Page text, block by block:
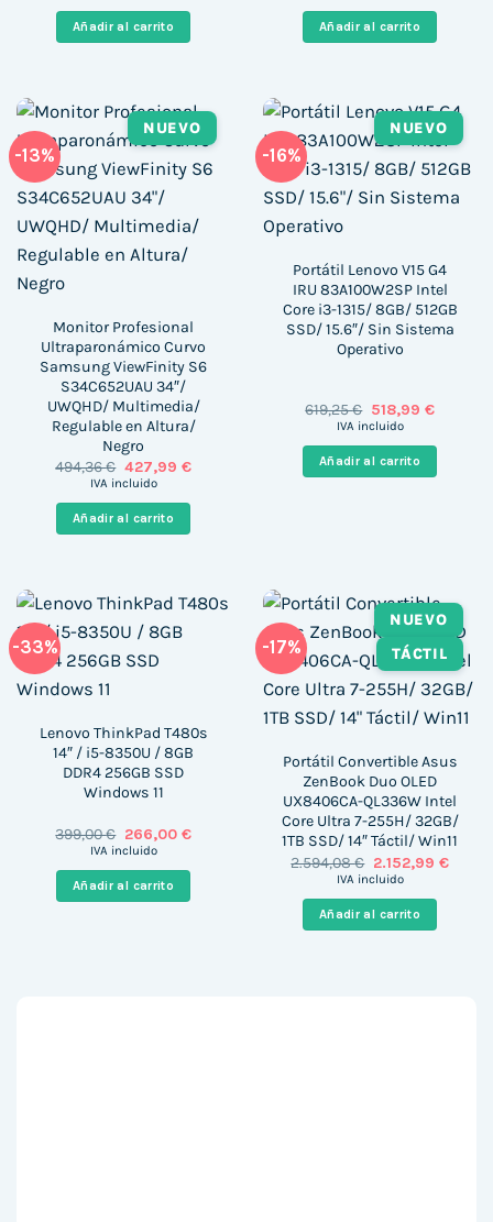
era:
141,74 €.
es:
Añadir al carrito
era:
939,00 €.
es:
Añadir al carrito
-13%
NUEVO
Monitor Profesional
Ultraparonámico Curvo
Samsung ViewFinity S6
S34C652UAU 34″/
UWQHD/ Multimedia/
Regulable en Altura/
Negro
494,36€ El
precio
era:
494,36 €.
427,99 €El
es:
427,99 €.
IVA incluido
Añadir al carrito
-16%
NUEVO
Portátil Lenovo V15 G4
IRU 83A100W2SP Intel
Core i3-1315/ 8GB/ 512GB
SSD/ 15.6″/ Sin Sistema
Operativo
619,25€ El
precio
era:
619,25 €.
518,99 €El
es:
518,99
IVA incluido
Añadir al carrito
-33%
Lenovo ThinkPad T480s
14″ / i5-8350U / 8GB
DDR4 256GB SSD
Windows 11
399,00€ El
precio
era:
399,00 €.
266,00 €El
es:
266,00 €.
IVA incluido
Añadir al carrito
-17%
NUEVO
TÁCTIL
Portátil Convertible Asus
ZenBook Duo OLED
UX8406CA-QL336W Intel
Core Ultra 7-255H/ 32GB/
1TB SSD/ 14″ Táctil/ Win11
2.594,08€ El
precio
era:
2.594,08 €.
2.152,99 €El
IVA incluido
Añadir al carrito